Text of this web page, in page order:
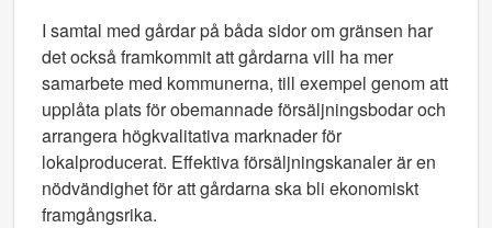
I samtal med gårdar på båda sidor om gränsen har
det också framkommit att gårdarna vill ha mer
samarbete med kommunerna, till exempel genom att
upplåta plats för obemannade försäljningsbodar och
arrangera högkvalitativa marknader för
lokalproducerat. Effektiva försäljningskanaler är en
nödvändighet för att gårdarna ska bli ekonomiskt
framgångsrika.